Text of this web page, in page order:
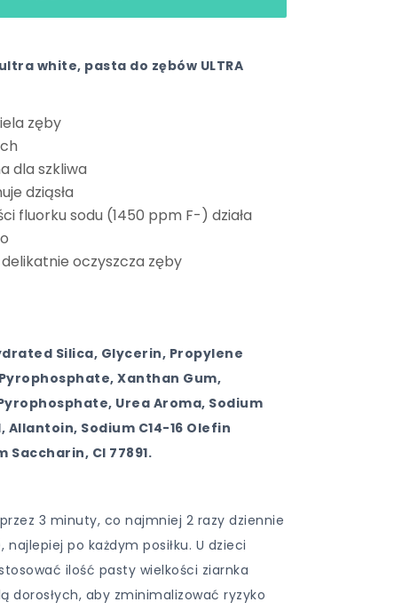
white, pasta do zębów ULTRA
zęby
dla szkliwa
dziąsła
fluorku sodu (1450 ppm F-) działa
oczyszcza zęby
Silica, Glycerin, Propylene
Xanthan Gum,
Urea Aroma, Sodium
Allantoin, Sodium C14-16 Olefin
Saccharin, CI 77891.
3 minuty, co najmniej 2 razy dziennie
po każdym posiłku. U dzieci
ilość pasty wielkości ziarnka
dorosłych, aby zminimalizować ryzyko